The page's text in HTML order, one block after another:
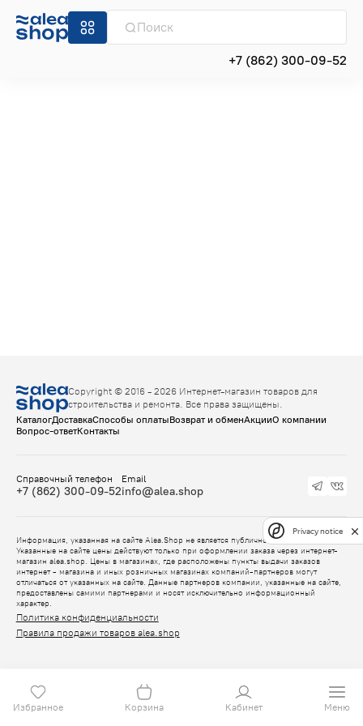
+7 (862) 300-09-52
Избранное Корзина Кабинет Меню
Copyright © 2016 - 2026 Интернет-магазин товаров для
строительства и ремонта. Все права защищены.
КаталогДоставкаСпособы оплатыВозврат и обменАкцииО компании
Вопрос-ответКонтакты
Справочный телефон
+7 (862) 300-09-52
Email
info@alea.shop
Информация, указанная на сайте Alea.Shop не является публичной офертой.
Указанные на сайте цены действуют только при оформлении заказа через интернет-
магазин alea.shop. Цены в магазинах, где расположены пункты выдачи заказов
интернет - магазина и иных розничных магазинах компаний-партнеров могут
отличаться от указанных на сайте. Данные партнеров компании, указанные на сайте,
предоставлены самими партнерами и носят исключительно информационный
характер.
Политика конфиденциальности
Правила продажи товаров alea.shop
Privacy notice